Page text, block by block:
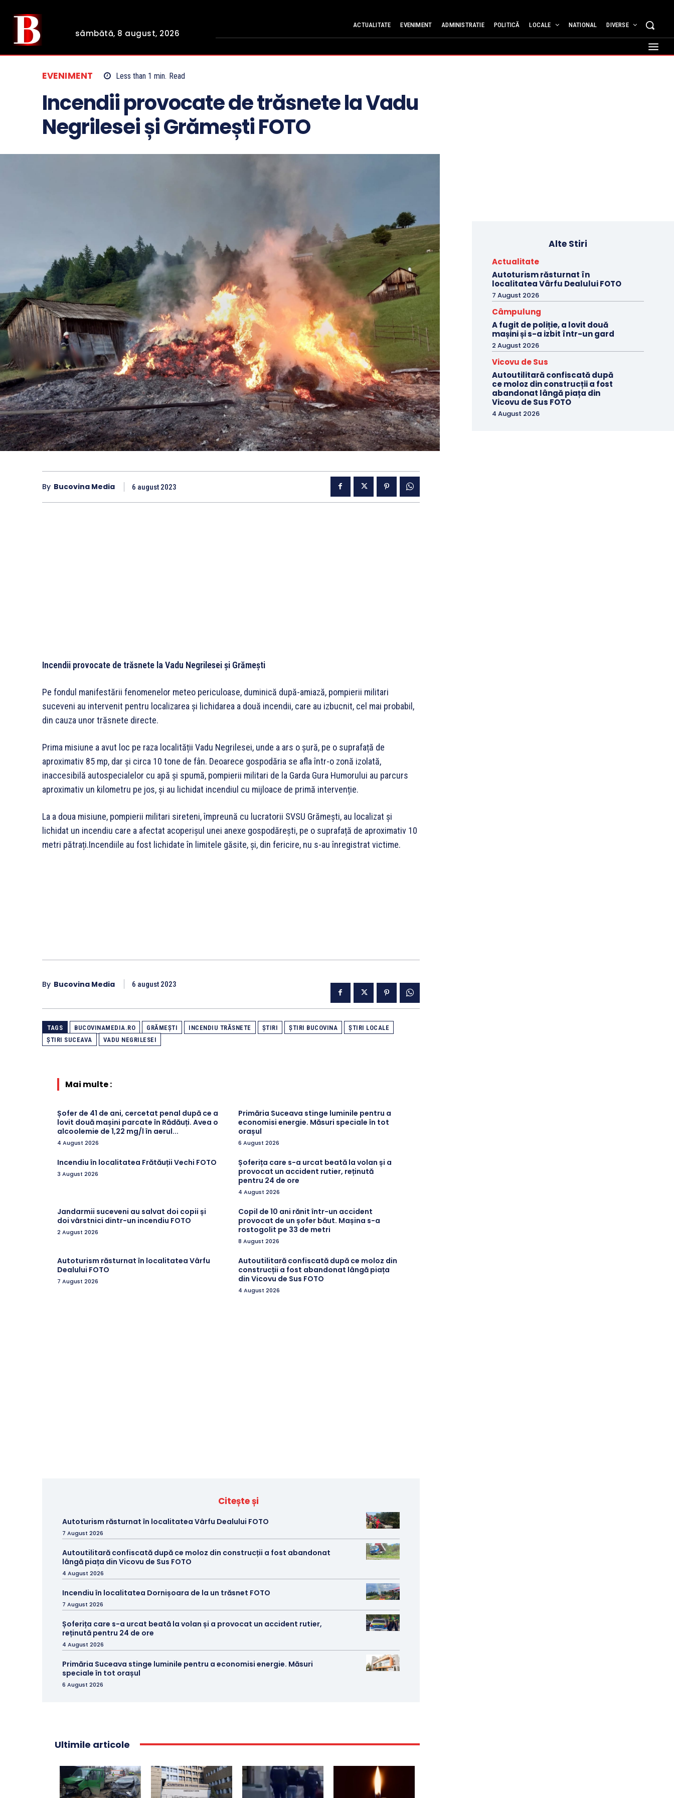
sâmbătă, 8 august, 2026
ACTUALITATE EVENIMENT ADMINISTRATIE POLITICĂ LOCALE NATIONAL DIVERSE
EVENIMENT Less than 1 min. Read
Incendii provocate de trăsnete la Vadu
Negrilesei și Grămești FOTO
By Bucovina Media 6 august 2023
Incendii provocate de trăsnete la Vadu Negrilesei și Grămești
Pe fondul manifestării fenomenelor meteo periculoase, duminică după-amiază, pompierii militari
suceveni au intervenit pentru localizarea și lichidarea a două incendii, care au izbucnit, cel mai probabil,
din cauza unor trăsnete directe.
Prima misiune a avut loc pe raza localității Vadu Negrilesei, unde a ars o șură, pe o suprafață de
aproximativ 85 mp, dar și circa 10 tone de fân. Deoarece gospodăria se afla într-o zonă izolată,
inaccesibilă autospecialelor cu apă și spumă, pompierii militari de la Garda Gura Humorului au parcurs
aproximativ un kilometru pe jos, și au lichidat incendiul cu mijloace de primă intervenție.
La a doua misiune, pompierii militari sireteni, împreună cu lucratorii SVSU Grămești, au localizat și
lichidat un incendiu care a afectat acoperișul unei anexe gospodărești, pe o suprafață de aproximativ 10
metri pătrați.Incendiile au fost lichidate în limitele găsite, și, din fericire, nu s-au înregistrat victime.
By Bucovina Media 6 august 2023
TAGS BUCOVINAMEDIA.RO GRĂMEȘTI INCENDIU TRĂSNETE ȘTIRI ȘTIRI BUCOVINA
ȘTIRI LOCALE
ȘTIRI SUCEAVA
VADU NEGRILESEI
Mai multe :
Șofer de 41 de ani, cercetat penal după ce a
lovit două mașini parcate în Rădăuți. Avea o
alcoolemie de 1,22 mg/l în aerul...
4 August 2026
Primăria Suceava stinge luminile pentru a
economisi energie. Măsuri speciale în tot
orașul
6 August 2026
Incendiu în localitatea Frătăuții Vechi FOTO
3 August 2026
Șoferița care s-a urcat beată la volan și a
provocat un accident rutier, reținută
pentru 24 de ore
4 August 2026
Jandarmii suceveni au salvat doi copii și
doi vârstnici dintr-un incendiu FOTO
2 August 2026
Copil de 10 ani rănit într-un accident
provocat de un șofer băut. Mașina s-a
rostogolit pe 33 de metri
8 August 2026
Autoturism răsturnat în localitatea Vârfu
Dealului FOTO
7 August 2026
Autoutilitară confiscată după ce moloz din
construcții a fost abandonat lângă piața
din Vicovu de Sus FOTO
4 August 2026
Citește și
Autoturism răsturnat în localitatea Vârfu Dealului FOTO
7 August 2026
Autoutilitară confiscată după ce moloz din construcții a fost abandonat
lângă piața din Vicovu de Sus FOTO
4 August 2026
Incendiu în localitatea Dornișoara de la un trăsnet FOTO
7 August 2026
Șoferița care s-a urcat beată la volan și a provocat un accident rutier,
reținută pentru 24 de ore
4 August 2026
Primăria Suceava stinge luminile pentru a economisi energie. Măsuri
speciale în tot orașul
6 August 2026
Ultimile articole
Alte Stiri
Actualitate
Autoturism răsturnat în
localitatea Vârfu Dealului FOTO
7 August 2026
Câmpulung
A fugit de poliție, a lovit două
mașini și s-a izbit într-un gard
2 August 2026
Vicovu de Sus
Autoutilitară confiscată după
ce moloz din construcții a fost
abandonat lângă piața din
Vicovu de Sus FOTO
4 August 2026